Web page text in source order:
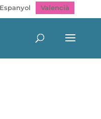
Espanyol Valencià